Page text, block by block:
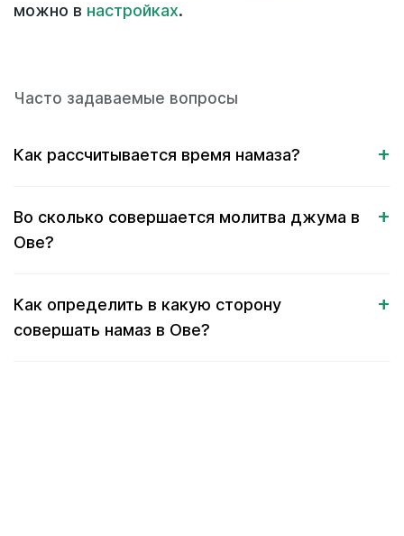
можно в настройках.
Часто задаваемые вопросы
Как рассчитывается время намаза?
Во сколько совершается молитва джума в
Ове?
Как определить в какую сторону
совершать намаз в Ове?